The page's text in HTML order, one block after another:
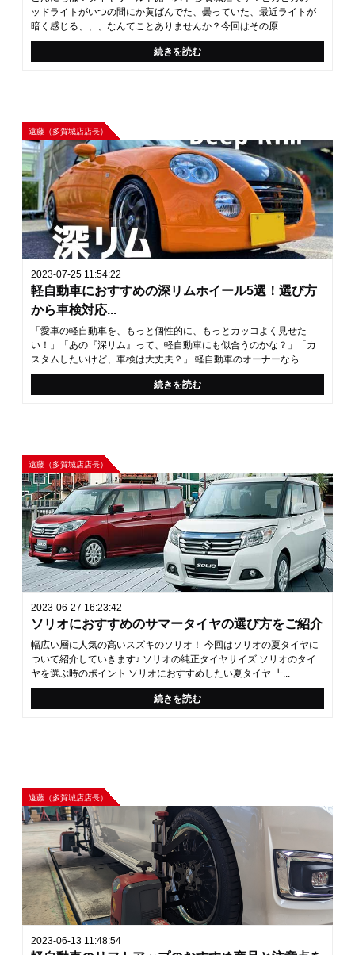
ッドライトがいつの間にか黄ばんでた、曇っていた、最近ライトが
暗く感じる、、、なんてことありませんか？今回はその原...
続きを読む
遠藤（多賀城店店長）
2023-07-25 11:54:22
軽自動車におすすめの深リムホイール5選！選び方
から車検対応...
「愛車の軽自動車を、もっと個性的に、もっとカッコよく見せた
い！」「あの『深リム』って、軽自動車にも似合うのかな？」「カ
スタムしたいけど、車検は大丈夫？」 軽自動車のオーナーなら...
続きを読む
遠藤（多賀城店店長）
2023-06-27 16:23:42
ソリオにおすすめのサマータイヤの選び方をご紹介
幅広い層に人気の高いスズキのソリオ！ 今回はソリオの夏タイヤに
ついて紹介していきます♪ ソリオの純正タイヤサイズ ソリオのタイ
ヤを選ぶ時のポイント ソリオにおすすめしたい夏タイヤ ┗...
続きを読む
遠藤（多賀城店店長）
2023-06-13 11:48:54